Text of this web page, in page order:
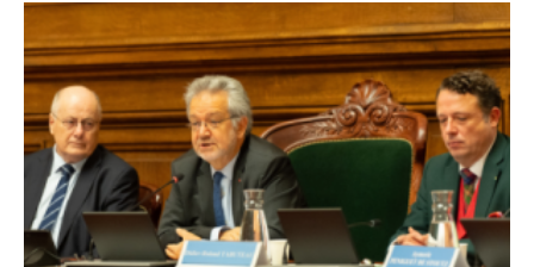
à
l'occasion
des
80
ans
de
la...
150
ans
du
Conseil
d'Etat
au
Palais-
Royal